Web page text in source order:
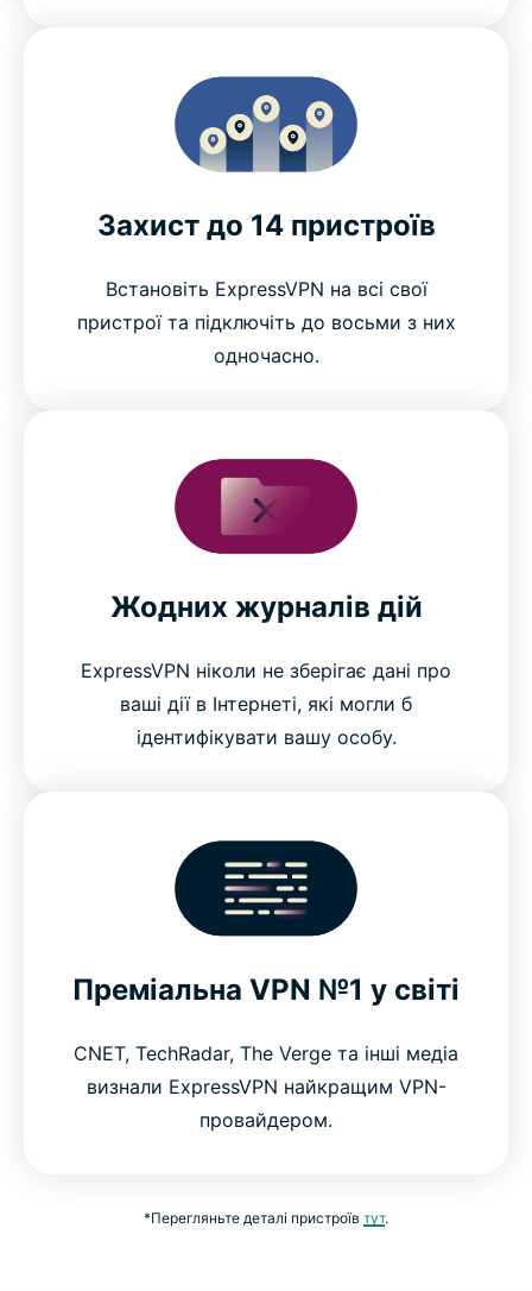
Захист до 14 пристроїв
Встановіть ExpressVPN на всі свої
пристрої та підключіть до восьми з них
одночасно.
Жодних журналів дій
ExpressVPN ніколи не зберігає дані про
ваші дії в Інтернеті, які могли б
ідентифікувати вашу особу.
Преміальна VPN №1 у світі
CNET, TechRadar, The Verge та інші медіа
визнали ExpressVPN найкращим VPN-
провайдером.
*Перегляньте деталі пристроїв тут.